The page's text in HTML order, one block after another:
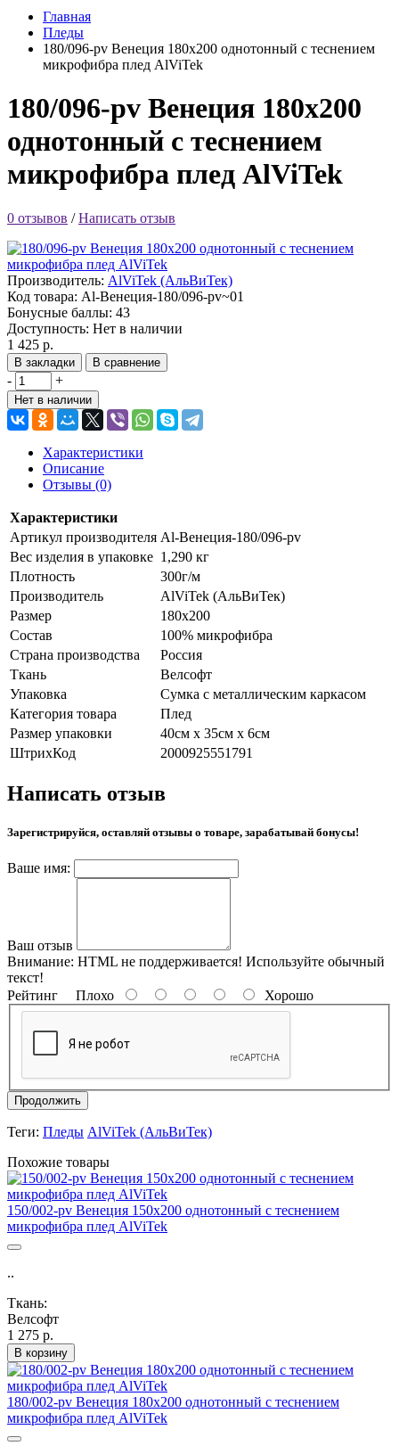
Главная
Пледы
180/096-pv Венеция 180х200 однотонный с теснением
микрофибра плед AlViTek
180/096-pv Венеция 180х200
однотонный с теснением
микрофибра плед AlViTek
0 отзывов /Написать отзыв
Производитель: AlViTek (АльВиТек)
Код товара: Al-Венеция-180/096-pv~01
Бонусные баллы: 43
Доступность: Нет в наличии
1 425 р.
В закладки В сравнение
- +
Нет в наличии
Характеристики
Описание
Отзывы (0)
Характеристики
Артикул производителя Al-Венеция-180/096-pv
Вес изделия в упаковке 1,290 кг
Плотность
300г/м
Производитель
AlViTek (АльВиТек)
Размер
180х200
Состав
100% микрофибра
Страна производства
Россия
Ткань
Велсофт
Упаковка
Сумка с металлическим каркасом
Категория товара
Плед
Размер упаковки
40см х 35см х 6см
ШтрихКод
2000925551791
Написать отзыв
Зарегистрируйся, оставляй отзывы о товаре, зарабатывай бонусы!
Ваше имя:
Ваш отзыв
Внимание: HTML не поддерживается! Используйте обычный
текст!
Рейтинг Плохо Хорошо
Продолжить
Теги: Пледы AlViTek (АльВиТек)
Похожие товары
150/002-pv Венеция 150х200 однотонный с теснением
микрофибра плед AlViTek
..
Ткань:
Велсофт
1 275 р.
В корзину
180/002-pv Венеция 180х200 однотонный с теснением
микрофибра плед AlViTek